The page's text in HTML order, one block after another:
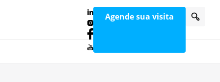
Agende sua visita